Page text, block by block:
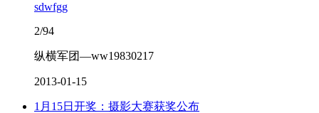
sdwfgg
2/94
纵横军团—ww19830217
2013-01-15
1月15日开奖：摄影大赛获奖公布